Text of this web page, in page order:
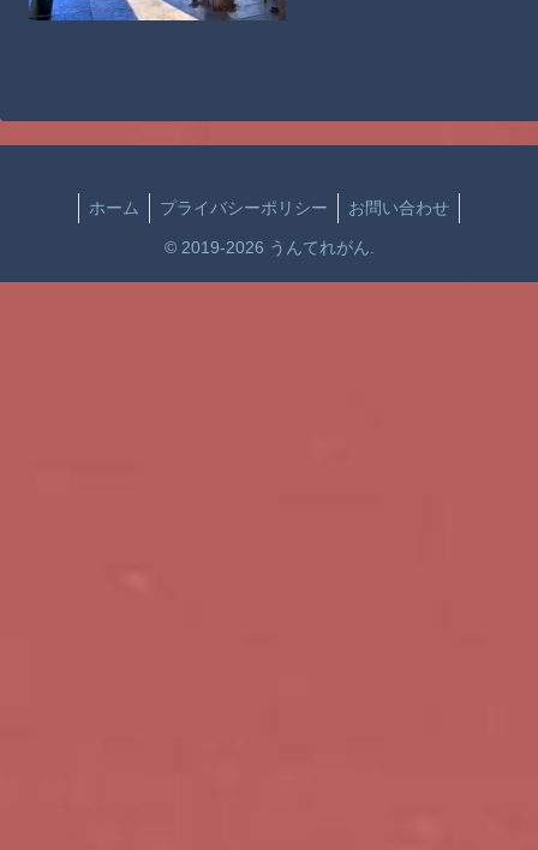
ホーム プライバシーポリシー お問い合わせ
© 2019-2026 うんてれがん.